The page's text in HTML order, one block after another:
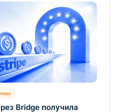
Bridge получила